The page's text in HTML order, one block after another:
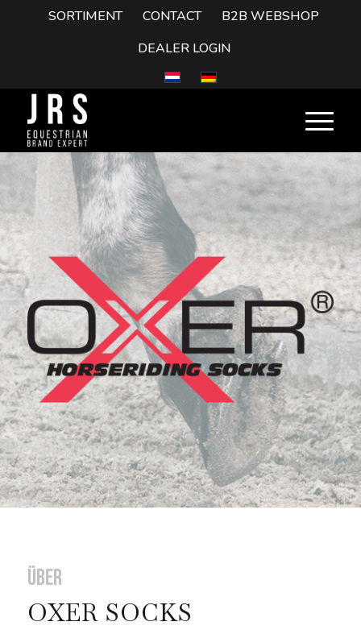
SORTIMENT CONTACT
B2B WEBSHOP
DEALER LOGIN
Über
OXER SOCKS